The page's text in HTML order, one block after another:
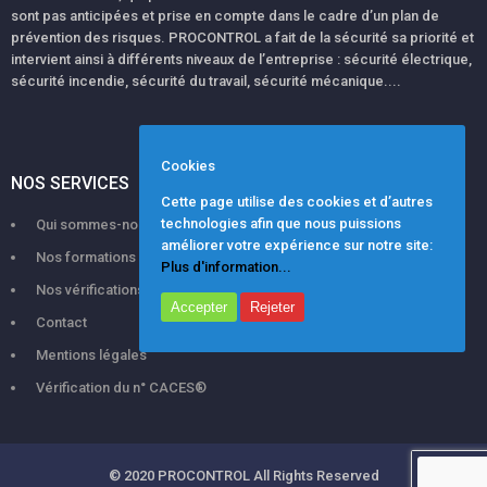
pressenti.
Comme pour les formations inter-entreprises, pour pouvoir
démarrer la formation,votre rapidité de réponse sur toutes les
L’ensemble des délais de traitement de dossier sont fixés
par la plateforme
MonCompteFormation
de réflexion entre notre proposition et le début de la
formation !
Si vous avez repéré une formation qui vous intéresse, ne perdez
pas de temps pour vous inscrire. N’hésitez pas à nous contacter
Vous êtes acteur de votre demande et seul décisionnaire, les
sont pas anticipées et prise en compte dans le cadre d’un plan de
prévention des risques. PROCONTROL a fait de la sécurité sa priorité et
intervient ainsi à différents niveaux de l’entreprise : sécurité électrique,
sécurité incendie, sécurité du travail, sécurité mécanique....
NOS SERVICES
Qui sommes-nous ?
Nos formations
Nos vérifications
Contact
Mentions légales
Vérification du n° CACES®
© 2020 PROCONTROLAll Rights Reserved
Cookies
Cette page utilise des cookies et d’autres
technologies afin que nous puissions
améliorer votre expérience sur notre site:
Plus d'information...
Accepter Rejeter